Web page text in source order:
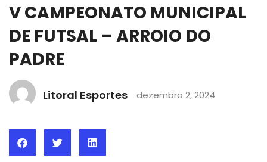
V CAMPEONATO MUNICIPAL
DE FUTSAL – ARROIO DO
PADRE
Litoral Esportes dezembro 2, 2024